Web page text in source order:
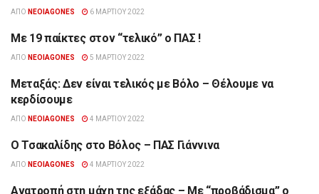
ΑΠΌ NEOIAGONES 6 ΜΑΡΤΊΟΥ 2022
ΑΘΛΗΤΙΣΜΌΣ
Με 19 παίκτες στον “τελικό” ο ΠΑΣ !
ΑΠΌ NEOIAGONES 5 ΜΑΡΤΊΟΥ 2022
ΑΘΛΗΤΙΣΜΌΣ
Μεταξάς: Δεν είναι τελικός με Βόλο – Θέλουμε να
κερδίσουμε
ΑΠΌ NEOIAGONES 4 ΜΑΡΤΊΟΥ 2022
ΑΘΛΗΤΙΣΜΌΣ
Ο Τσακαλίδης στο Βόλος – ΠΑΣ Γιάννινα
ΑΠΌ NEOIAGONES 4 ΜΑΡΤΊΟΥ 2022
Ανατροπή στη μάχη της εξάδας – Με “προβάδισμα” ο